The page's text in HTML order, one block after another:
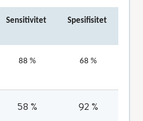
Sensitivitet Spesifisitet
88 % 68 %
58 % 92 %